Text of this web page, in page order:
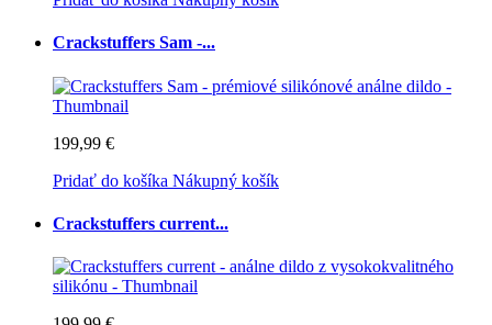
Crackstuffers Sam -...
199,99 €
Pridať do košíka Nákupný košík
Crackstuffers current...